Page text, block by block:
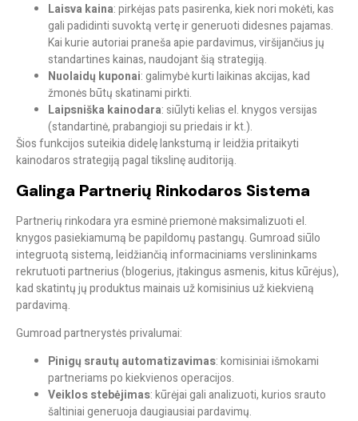
Laisva kaina: pirkėjas pats pasirenka, kiek nori mokėti, kas
gali padidinti suvoktą vertę ir generuoti didesnes pajamas.
Kai kurie autoriai praneša apie pardavimus, viršijančius jų
standartines kainas, naudojant šią strategiją.
Nuolaidų kuponai: galimybė kurti laikinas akcijas, kad
žmonės būtų skatinami pirkti.
Laipsniška kainodara: siūlyti kelias el. knygos versijas
(standartinė, prabangioji su priedais ir kt.).
Šios funkcijos suteikia didelę lankstumą ir leidžia pritaikyti
kainodaros strategiją pagal tikslinę auditoriją.
Galinga Partnerių Rinkodaros Sistema
Partnerių rinkodara yra esminė priemonė maksimalizuoti el.
knygos pasiekiamumą be papildomų pastangų. Gumroad siūlo
integruotą sistemą, leidžiančią informaciniams verslininkams
rekrutuoti partnerius(blogerius, įtakingus asmenis, kitus kūrėjus),
kad skatintų jų produktus mainais už komisinius už kiekvieną
pardavimą.
Gumroad partnerystės privalumai:
Pinigų srautų automatizavimas: komisiniai išmokami
partneriams po kiekvienos operacijos.
Veiklos stebėjimas: kūrėjai gali analizuoti, kurios srauto
šaltiniai generuoja daugiausiai pardavimų.